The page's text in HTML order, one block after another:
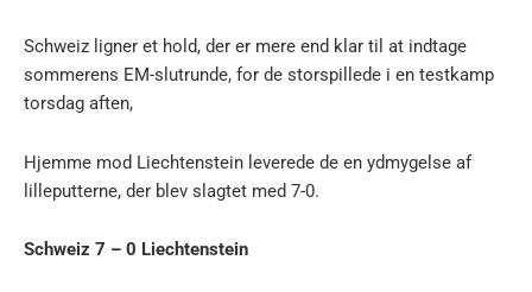
Schweiz ligner et hold, der er mere end klar til at indtage
sommerens EM-slutrunde, for de storspillede i en testkamp
torsdag aften,
Hjemme mod Liechtenstein leverede de en ydmygelse af
lilleputterne, der blev slagtet med 7-0.
Schweiz 7 – 0 Liechtenstein